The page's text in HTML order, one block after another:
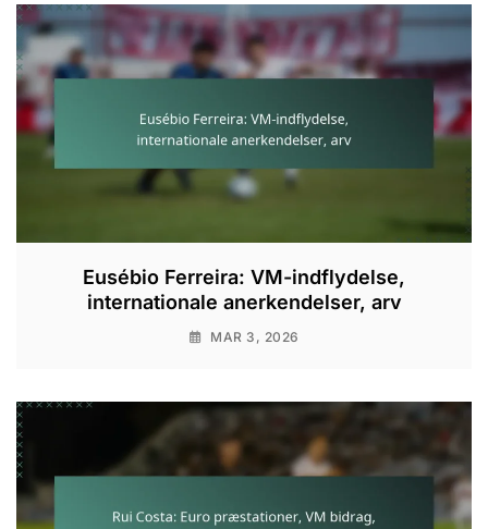
Eusébio Ferreira: VM-indflydelse,
internationale anerkendelser, arv
MAR 3, 2026